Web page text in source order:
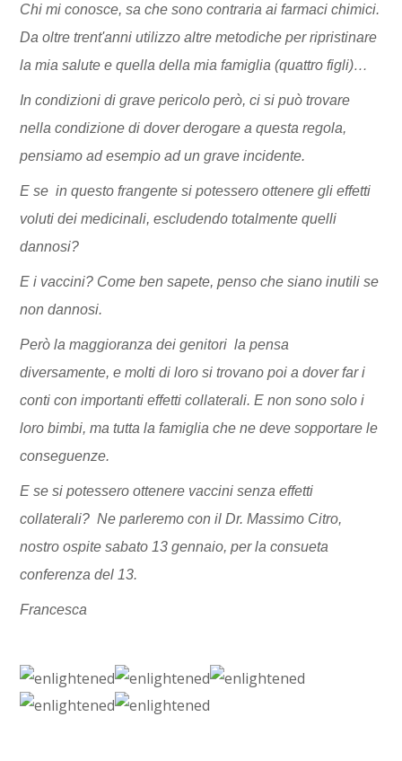
Chi mi conosce, sa che sono contraria ai farmaci chimici.
Da oltre trent'anni utilizzo altre metodiche per ripristinare
la mia salute e quella della mia famiglia (quattro figli)…
In condizioni di grave pericolo però, ci si può trovare
nella condizione di dover derogare a questa regola,
pensiamo ad esempio ad un grave incidente.
E se in questo frangente si potessero ottenere gli effetti
voluti dei medicinali, escludendo totalmente quelli
dannosi?
E i vaccini? Come ben sapete, penso che siano inutili se
non dannosi.
Però la maggioranza dei genitori la pensa
diversamente, e molti di loro si trovano poi a dover far i
conti con importanti effetti collaterali. E non sono solo i
loro bimbi, ma tutta la famiglia che ne deve sopportare le
conseguenze.
E se si potessero ottenere vaccini senza effetti
collaterali? Ne parleremo con il Dr. Massimo Citro,
nostro ospite sabato 13 gennaio, per la consueta
conferenza del 13.
Francesca